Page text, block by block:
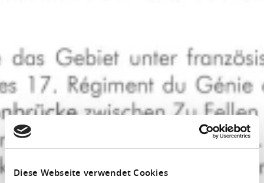
Diese Webseite verwendet Cookies